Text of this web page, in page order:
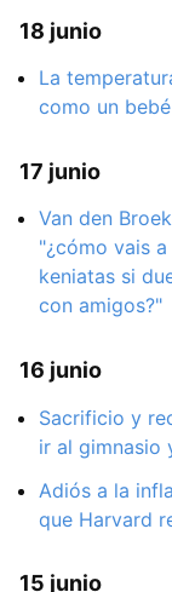
18 junio
La
como un
17 junio
Van den
"¿cómo vais
keniatas si
con amigos?"
16 junio
Sacrificio y
ir al gimnasio
Adiós a la
que Harvard
15 junio